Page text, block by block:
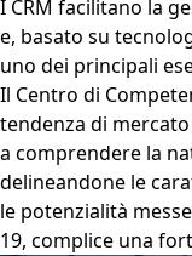
I CRM facilitano la
e, basato su
uno dei principali
Il Centro di
tendenza di
a comprendere la
delineandone le
le potenzialità
19, complice una